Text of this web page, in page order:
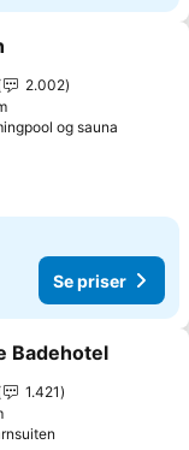
2.002
og sauna
Se priser
Badehotel
1.421